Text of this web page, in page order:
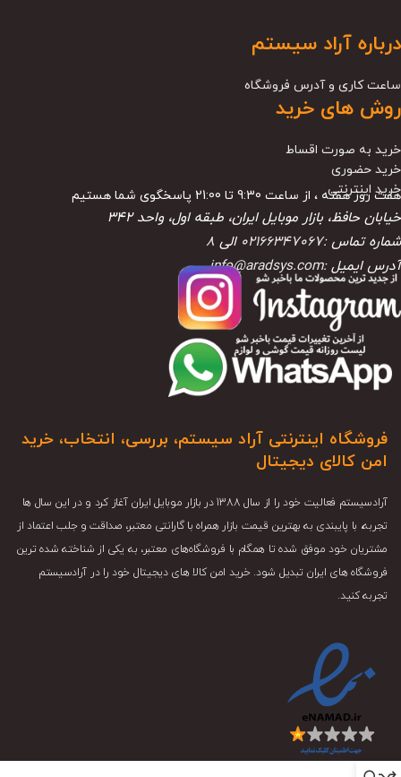
درباره آراد سیستم
ساعت کاری و آدرس فروشگاه
روش های خرید
خرید به صورت اقساط
خرید حضوری
خرید اینترنتی
هفت روز هفته ، از ساعت 9:30 تا 21:00 پاسخگوی شما هستیم
خیابان حافظ، بازار موبایل ایران، طبقه اول، واحد ۳۴۲
شماره تماس :02166347067 الی 8
آدرس ایمیل :info@aradsys.com
فروشگاه اینترنتی آراد سیستم، بررسی، انتخاب، خرید
امن کالای دیجیتال
آرادسیستم فعالیت خود را از سال 1388 در بازار موبایل ایران آغاز کرد و در این سال ها
تجربه، با پایبندی به بهترین قیمت بازار همراه با گارانتی معتبر، صداقت و جلب اعتماد از
مشتریان خود موفق شده تا همگام با فروشگاه‌های معتبر، به یکی از شناخته شده ترین
فروشگاه های ایران تبدیل شود. خرید امن کالا های دیجیتال خود را در آرادسیستم
تجربه کنید.